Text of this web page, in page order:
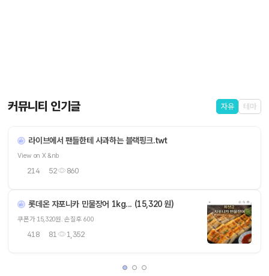
커뮤니티 인기글 자유 테마
라이브에서 팬들한테 사과하는 블랙핑크.twt
View on X &nb
214 52 860
롯데온 자포니카 민물장어 1kg... (15,320 원)
쿠폰가 15,320원. 손질후 600
418 81 1,352